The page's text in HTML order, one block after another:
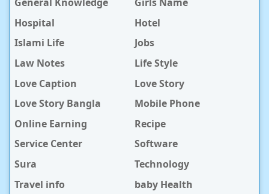
Hospital
Hotel
Islami Life
Jobs
Law Notes
Life Style
Love Caption
Love Story
Love Story Bangla
Mobile Phone
Online Earning
Recipe
Service Center
Software
Sura
Technology
Travel info
baby Health